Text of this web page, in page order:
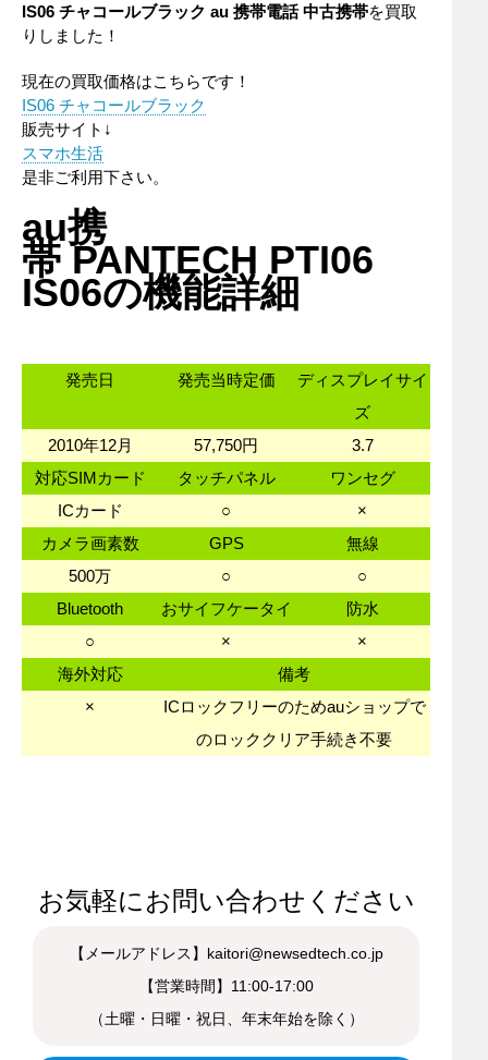
IS06 チャコールブラック au 携帯電話中古携帯を買取
りしました！
現在の買取価格はこちらです！
IS06 チャコールブラック
販売サイト↓
スマホ生活
是非ご利用下さい。
au携
帯 PANTECH PTI06
IS06の機能詳細
発売日 発売当時定価
ディスプレイサイ
ズ
2010年12月
57,750円
3.7
対応SIMカード
タッチパネル
ワンセグ
ICカード
○
×
カメラ画素数
GPS
無線
500万
○
○
Bluetooth
おサイフケータイ
防水
○
×
×
海外対応
備考
×
ICロックフリーのためauショップで
のロッククリア手続き不要
お気軽にお問い合わせください
【メールアドレス】kaitori@newsedtech.co.jp
【営業時間】11:00-17:00
（土曜・日曜・祝日、年末年始を除く）